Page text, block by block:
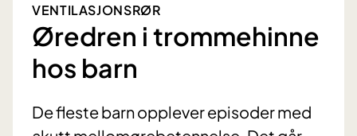
VENTILASJONSRØR
Øredren i trommehinne
hos barn
De fleste barn opplever episoder med